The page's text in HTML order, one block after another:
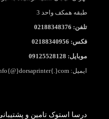
طبقه همکف واحد 3
تلفن: 02188348376
فکس: 02188340956
موبایل: 09125528128
ایمیل: info{@}dorsaprinter{.}com
درسا استوک تامین و